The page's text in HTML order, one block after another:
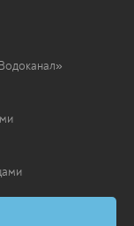
Перейти